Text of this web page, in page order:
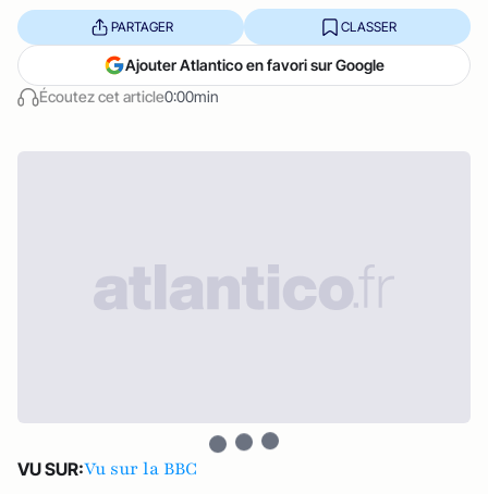
Écoutez cet article0:00min
PARTAGER CLASSER
Ajouter Atlantico en favori sur Google
VU SUR:Vu sur la BBC